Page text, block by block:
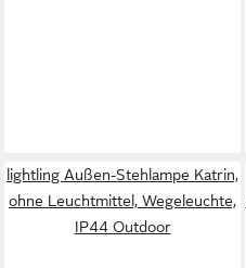
lightling Außen-Stehlampe Katrin,
ohne Leuchtmittel, Wegeleuchte,
IP44 Outdoor